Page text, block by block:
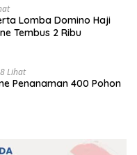
Lomba Domino Haji
Tembus 2 Ribu
Lihat
Penanaman 400 Pohon